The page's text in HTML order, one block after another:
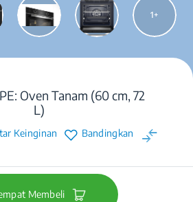
1
Oven Tanam (60 cm, 72
L)
Keinginan Bandingkan
Membeli